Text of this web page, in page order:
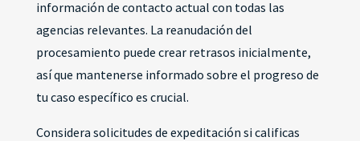
información de contacto actual con todas las
agencias relevantes. La reanudación del
procesamiento puede crear retrasos inicialmente,
así que mantenerse informado sobre el progreso de
tu caso específico es crucial.
Considera solicitudes de expeditación si calificas